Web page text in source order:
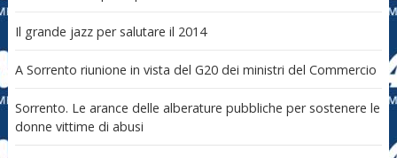
Il grande jazz per salutare il 2014
A Sorrento riunione in vista del G20 dei ministri del Commercio
Sorrento. Le arance delle alberature pubbliche per sostenere le
donne vittime di abusi